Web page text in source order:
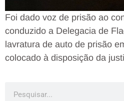
Foi dado voz de prisão ao
conduzido a Delegacia de
lavratura de auto de prisão
colocado à disposição da